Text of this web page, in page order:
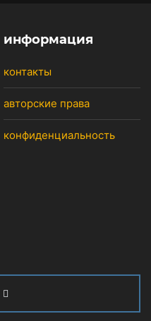
информация
контакты
авторские права
конфиденциальность